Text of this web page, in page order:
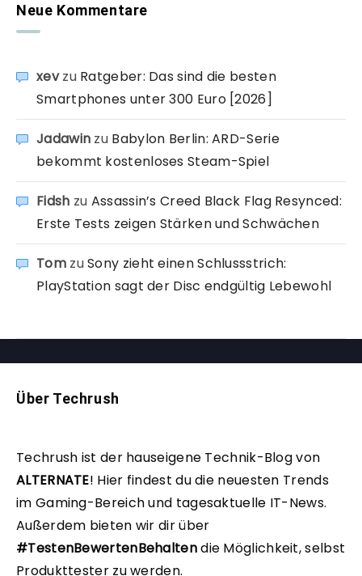
Neue Kommentare
xevzu Ratgeber: Das sind die besten
Smartphones unter 300 Euro [2026]
Jadawin zu Babylon Berlin: ARD-Serie
bekommt kostenloses Steam-Spiel
Fidsh zu Assassin’s Creed Black Flag Resynced:
Erste Tests zeigen Stärken und Schwächen
TomzuSony zieht einen Schlussstrich:
PlayStation sagt der Disc endgültig Lebewohl
Über Techrush
Techrush ist der hauseigene Technik-Blog von
ALTERNATE! Hier findest du die neuesten Trends
im Gaming-Bereich und tagesaktuelle IT-News.
Außerdem bieten wir dir über
#TestenBewertenBehaltendie Möglichkeit, selbst
Produkttester zu werden.